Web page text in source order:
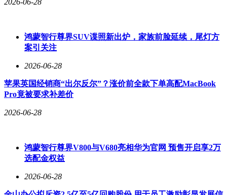
鸿蒙智行尊界SUV谍照新出炉，家族前脸延续，尾灯方
案引关注
2026-06-28
苹果英国经销商“出尔反尔”？涨价前全款下单高配MacBook
Pro竟被要求补差价
2026-06-28
鸿蒙智行尊界V800与V680亮相华为官网 预售开启享2万
选配金权益
2026-06-28